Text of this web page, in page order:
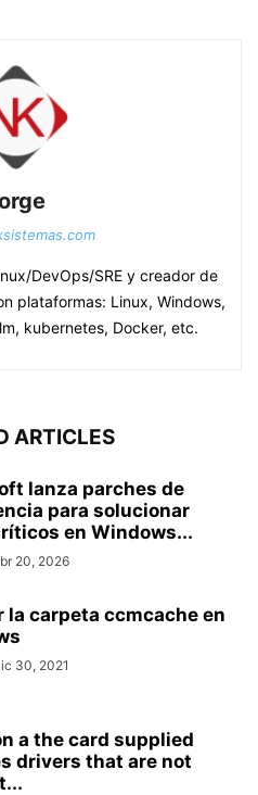
DevOps/SRE y creador de
plataformas: Linux, Windows,
kubernetes, Docker, etc.
ARTICLES
lanza parches de
para solucionar
en Windows...
20, 2026
la carpeta ccmcache en
30, 2021
a the card supplied
drivers that are not